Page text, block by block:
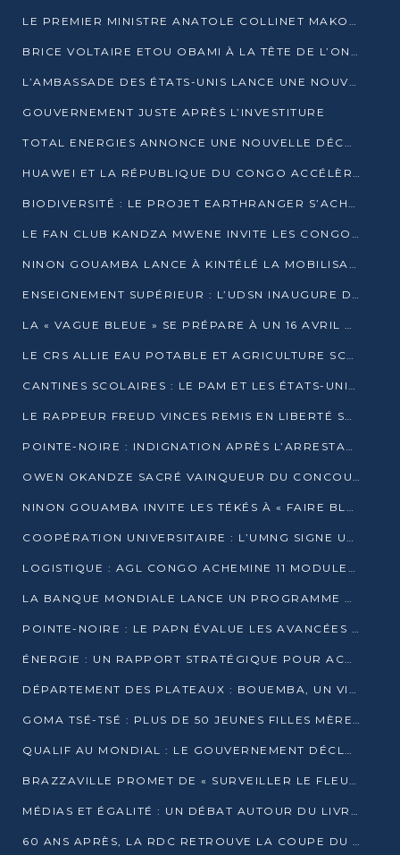
LE PREMIER MINISTRE ANATOLE COLLINET MAKOSSO DÉMISSIONNE AVEC SON GOUVERNEMENT
BRICE VOLTAIRE ETOU OBAMI À LA TÊTE DE L’ONEC-C POUR TROIS ANS
L’AMBASSADE DES ÉTATS-UNIS LANCE UNE NOUVELLE COHORTE DU PROGRAMME ACCESS MICRO-SCHOLARSHIP
GOUVERNEMENT JUSTE APRÈS L’INVESTITURE
TOTAL ENERGIES ANNONCE UNE NOUVELLE DÉCOUVERTE D’HYDROCARBURES SUR LE PERMIS MOHO AU LARGE DU CONGO
HUAWEI ET LA RÉPUBLIQUE DU CONGO ACCÉLÈRENT LEUR PARTENARIAT
BIODIVERSITÉ : LE PROJET EARTHRANGER S’ACHÈVE, MAIS LES DÉFIS DEMEURENT
LE FAN CLUB KANDZA MWENE INVITE LES CONGOLAIS À UNE FORTE AFFLUENCE AU STADE DE KINTÉLÉ
NINON GOUAMBA LANCE À KINTÉLÉ LA MOBILISATION POUR L’INVESTITURE DR DSN
ENSEIGNEMENT SUPÉRIEUR : L’UDSN INAUGURE DES LABORATOIRES POUR BOOSTER LA FORMATION PRATIQUE
LA « VAGUE BLEUE » SE PRÉPARE À UN 16 AVRIL HISTORIQUE
LE CRS ALLIE EAU POTABLE ET AGRICULTURE SCOLAIRE AU CŒUR DE LA TRANSFORMATION DES ÉCOLES RURALES
CANTINES SCOLAIRES : LE PAM ET LES ÉTATS-UNIS AU CONTACT DES ÉCOLIERS DE KINKALA
LE RAPPEUR FREUD VINCES REMIS EN LIBERTÉ SOUS PRESSION MÉDIATIQUE
POINTE-NOIRE : INDIGNATION APRÈS L’ARRESTATION DU RAPPEUR FREUD VINCES
OWEN OKANDZE SACRÉ VAINQUEUR DU CONCOURS SLAM POUR LA VIE
NINON GOUAMBA INVITE LES TÉKÉS À « FAIRE BLOC » POUR PESER DANS LE DÉBAT NATIONAL
COOPÉRATION UNIVERSITAIRE : L’UMNG SIGNE UN ACCORD STRATÉGIQUE AVEC L’UNIVERSITÉ HAINAN EN CHINE
LOGISTIQUE : AGL CONGO ACHEMINE 11 MODULES GÉANTS JUSQU’À BRAZZAVILLE
LA BANQUE MONDIALE LANCE UN PROGRAMME DE 394 MILLIONS DE DOLLARS POUR LE BASSIN DU CONGO
POINTE-NOIRE : LE PAPN ÉVALUE LES AVANCÉES DU MÔLE EST
ÉNERGIE : UN RAPPORT STRATÉGIQUE POUR ACCÉLÉRER LA TRANSITION AU CONGO
DÉPARTEMENT DES PLATEAUX : BOUEMBA, UN VIVIER ÉCONOMIQUE PRÊT À EXPLOSER
GOMA TSÉ-TSÉ : PLUS DE 50 JEUNES FILLES MÈRES SENSIBILISÉES À LA SANTÉ SEXUELLE
QUALIF AU MONDIAL : LE GOUVERNEMENT DÉCLARE LA JOURNÉE DU 1ER AVRIL 2026 CHÔMÉE ET PAYÉE
BRAZZAVILLE PROMET DE « SURVEILLER LE FLEUVE » APRÈS LA QUALIFICATION DE LA RDC AU MONDIAL
MÉDIAS ET ÉGALITÉ : UN DÉBAT AUTOUR DU LIVRE « CES FEMMES QUI REPRENNENT LE POUVOIR SUR LEUR VIE »
60 ANS APRÈS, LA RDC RETROUVE LA COUPE DU MONDE